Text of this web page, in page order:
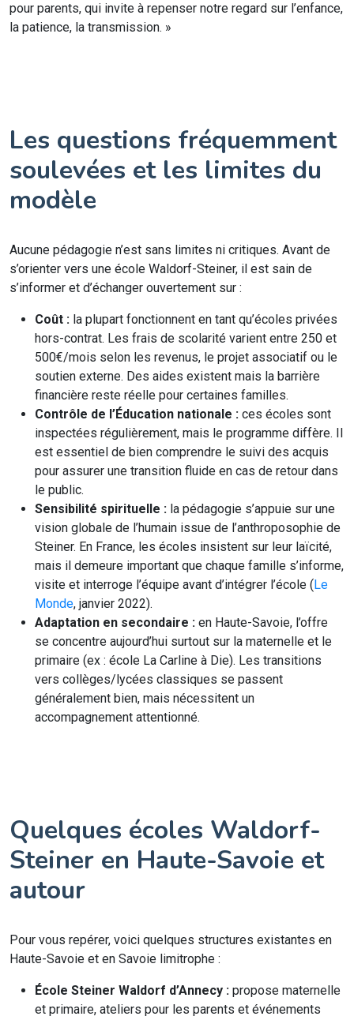
pour parents, qui invite à repenser notre regard sur l’enfance,
la patience, la transmission. »
Les questions fréquemment
soulevées et les limites du
modèle
Aucune pédagogie n’est sans limites ni critiques. Avant de
s’orienter vers une école Waldorf-Steiner, il est sain de
s’informer et d’échanger ouvertement sur :
Coût : la plupart fonctionnent en tant qu’écoles privées
hors-contrat. Les frais de scolarité varient entre 250 et
500€/mois selon les revenus, le projet associatif ou le
soutien externe. Des aides existent mais la barrière
financière reste réelle pour certaines familles.
Contrôle de l’Éducation nationale : ces écoles sont
inspectées régulièrement, mais le programme diffère. Il
est essentiel de bien comprendre le suivi des acquis
pour assurer une transition fluide en cas de retour dans
le public.
Sensibilité spirituelle : la pédagogie s’appuie sur une
vision globale de l’humain issue de l’anthroposophie de
Steiner. En France, les écoles insistent sur leur laïcité,
mais il demeure important que chaque famille s’informe,
visite et interroge l’équipe avant d’intégrer l’école (Le
Monde, janvier 2022).
Adaptation en secondaire : en Haute-Savoie, l’offre
se concentre aujourd’hui surtout sur la maternelle et le
primaire (ex : école La Carline à Die). Les transitions
vers collèges/lycées classiques se passent
généralement bien, mais nécessitent un
accompagnement attentionné.
Quelques écoles Waldorf-
Steiner en Haute-Savoie et
autour
Pour vous repérer, voici quelques structures existantes en
Haute-Savoie et en Savoie limitrophe :
École Steiner Waldorf d’Annecy : propose maternelle
et primaire, ateliers pour les parents et événements